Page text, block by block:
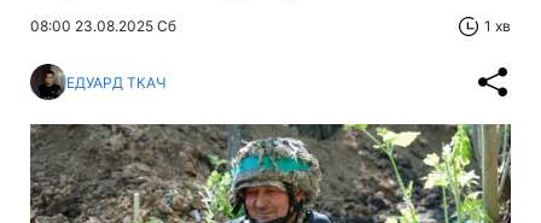
08:00 23.08.2025 Сб 1 хв
ЕДУАРД ТКАЧ